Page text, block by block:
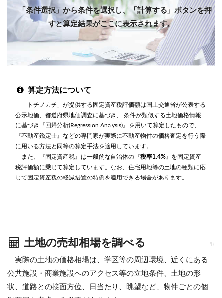
「条件選択」から条件を選択し、「計算する」ボタンを押
すと算定結果がここに表示されます。
算定方法について
「トチノカチ」が提供する固定資産税評価額は国土交通省が公表する
公示地価、都道府県地価調査に基づき、 条件が類似する土地価格情報
に基づき『回帰分析(Regression Analysis)』を用いて算定したもので、
『不動産鑑定士』などの専門家が実際に不動産物件の価格査定を行う際
に用いる方法と同等の算定手法を適用しています。
また、『固定資産税』は一般的な自治体の『 税率1.4% 』を固定資産
税評価額に乗じて算定しています。なお、住宅用地等の土地の種類に応
じて固定資産税の軽減措置の特例を適用できる場合があります。
土地の売却相場を調べる PR
実際の土地の価格相場は、学区等の周辺環境、近くにある
公共施設・商業施設へのアクセス等の立地条件、土地の形
状、道路との接面方位、日当たり、眺望など、物件ごとの個